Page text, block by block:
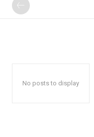
No posts to display